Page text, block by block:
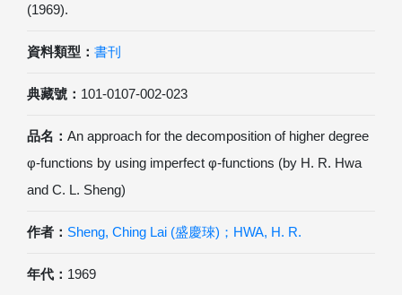
(1969).
資料類型： 書刊
典藏號： 101-0107-002-023
品名： An approach for the decomposition of higher degree
φ-functions by using imperfect φ-functions (by H. R. Hwa
and C. L. Sheng)
作者： Sheng, Ching Lai (盛慶琜)；HWA, H. R.
年代： 1969